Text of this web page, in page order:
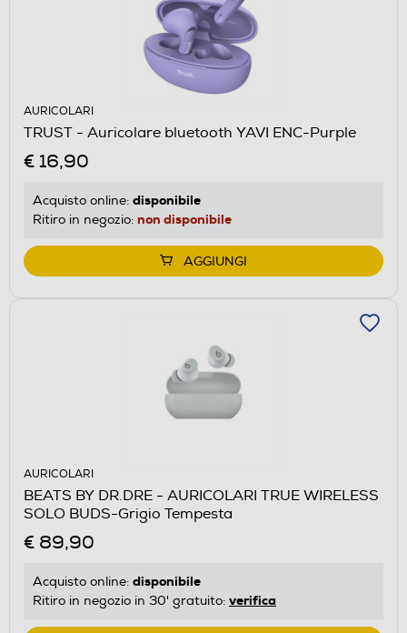
AURICOLARI
TRUST - Auricolare bluetooth YAVI ENC-Purple
€ 16,90
Acquisto online: disponibile
Ritiro in negozio: non disponibile
AGGIUNGI
AURICOLARI
BEATS BY DR.DRE - AURICOLARI TRUE WIRELESS
SOLO BUDS-Grigio Tempesta
€ 89,90
Acquisto online: disponibile
Ritiro in negozio in 30' gratuito: verifica